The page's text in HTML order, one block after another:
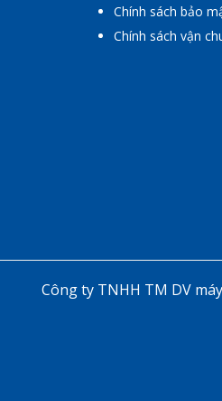
Chính sách bảo
Chính sách vận
Công ty TNHH TM DV